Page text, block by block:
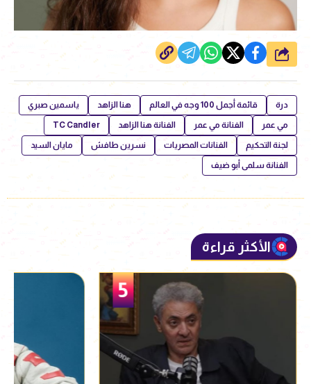
شارك
درة قائمة أجمل 100 وجه في العالم هنا الزاهد ياسمين صبري
مي عمر الفنانة مي عمر الفنانة هنا الزاهد TC Candler
لجنة التحكيم الفنانات المصريات نسرين طافش مايان السيد
الفنانة سلمى أبو ضيف
الأكثر قراءة
5